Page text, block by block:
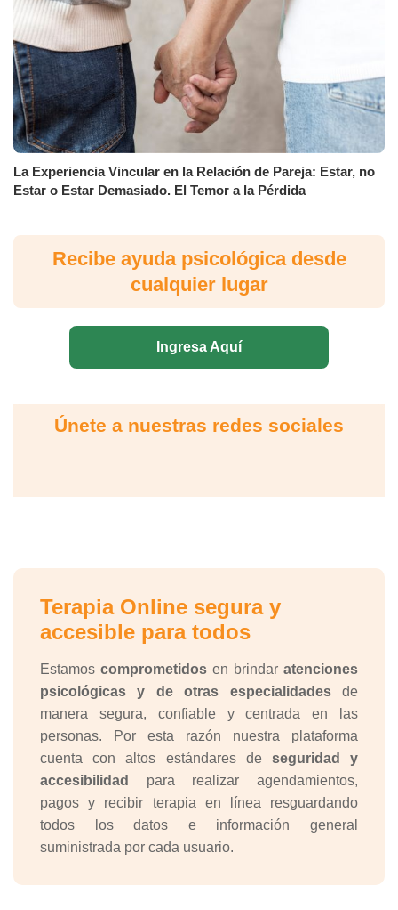
La Experiencia Vincular en la Relación de Pareja: Estar, no
Estar o Estar Demasiado. El Temor a la Pérdida
Recibe ayuda psicológica desde
cualquier lugar
Ingresa Aquí
Únete a nuestras redes sociales
Terapia Online segura y
accesible para todos
Estamos comprometidos en brindar atenciones
psicológicas y de otras especialidadesde
manera segura, confiable y centrada en las
personas. Por esta razón nuestra plataforma
cuenta con altos estándares de seguridad y
accesibilidad
para realizar agendamientos,
pagos y recibir terapia en línea resguardando
todos los datos e información general
suministrada por cada usuario.